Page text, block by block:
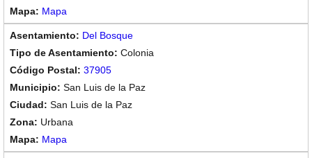
Mapa
Del Bosque
Colonia
37905
San Luis de la Paz
San Luis de la Paz
Urbana
Mapa